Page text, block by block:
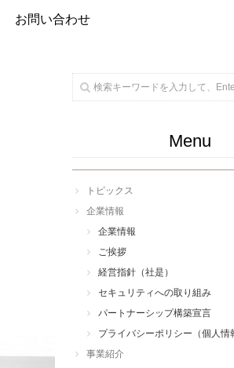
お問い合わせ
Menu
トピックス
企業情報
企業情報
ご挨拶
経営指針（社是）
セキュリティへの取り組み
パートナーシップ構築宣言
プライバシーポリシー（個人情
事業紹介